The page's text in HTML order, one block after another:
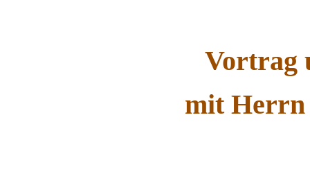
Vortrag
mit Herrn